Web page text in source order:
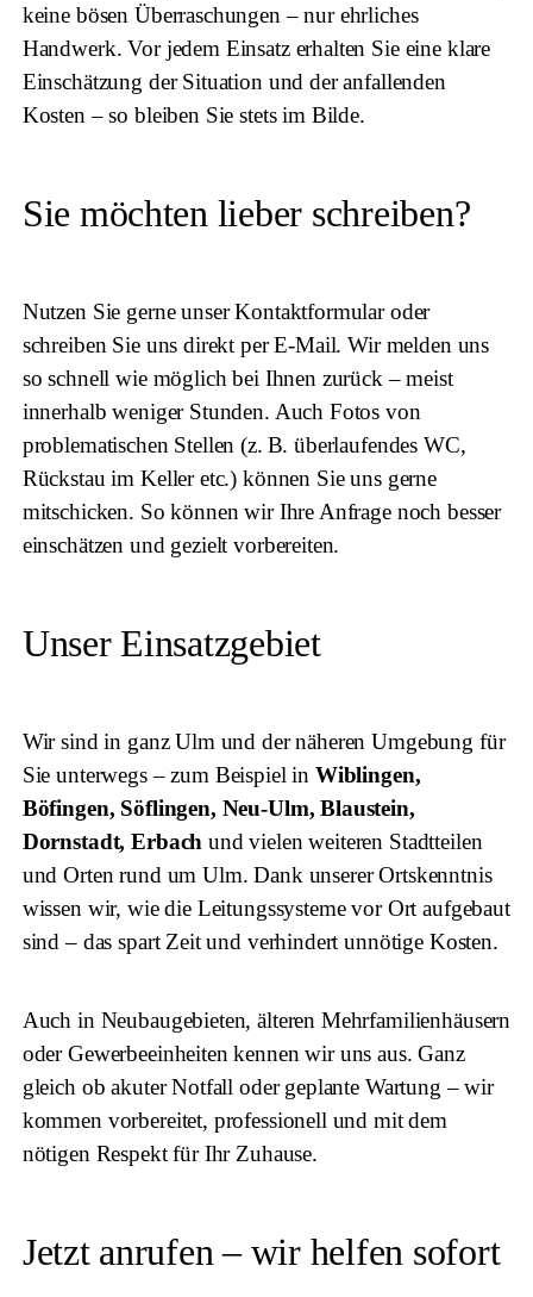
keine bösen Überraschungen – nur ehrliches
Handwerk. Vor jedem Einsatz erhalten Sie eine klare
Einschätzung der Situation und der anfallenden
Kosten – so bleiben Sie stets im Bilde.
Sie möchten lieber schreiben?
Nutzen Sie gerne unser Kontaktformular oder
schreiben Sie uns direkt per E-Mail. Wir melden uns
so schnell wie möglich bei Ihnen zurück – meist
innerhalb weniger Stunden. Auch Fotos von
problematischen Stellen (z. B. überlaufendes WC,
Rückstau im Keller etc.) können Sie uns gerne
mitschicken. So können wir Ihre Anfrage noch besser
einschätzen und gezielt vorbereiten.
Unser Einsatzgebiet
Wir sind in ganz Ulm und der näheren Umgebung für
Sie unterwegs – zum Beispiel in Wiblingen,
Böfingen, Söflingen, Neu-Ulm, Blaustein,
Dornstadt, Erbach und vielen weiteren Stadtteilen
und Orten rund um Ulm. Dank unserer Ortskenntnis
wissen wir, wie die Leitungssysteme vor Ort aufgebaut
sind – das spart Zeit und verhindert unnötige Kosten.
Auch in Neubaugebieten, älteren Mehrfamilienhäusern
oder Gewerbeeinheiten kennen wir uns aus. Ganz
gleich ob akuter Notfall oder geplante Wartung – wir
kommen vorbereitet, professionell und mit dem
nötigen Respekt für Ihr Zuhause.
Jetzt anrufen – wir helfen sofort